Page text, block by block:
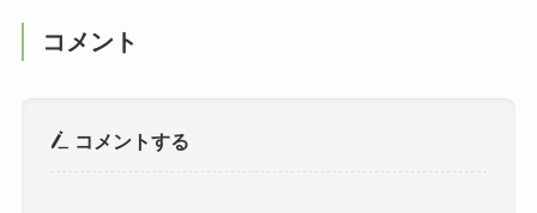
コメント
コメントする